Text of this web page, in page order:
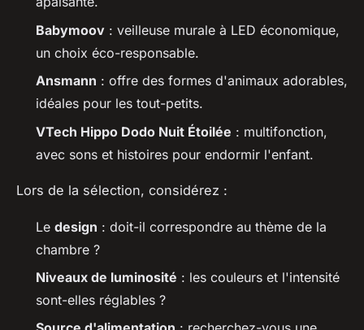
Babymoov : veilleuse murale à LED économique,
un choix éco-responsable.
Ansmann : offre des formes d'animaux adorables,
idéales pour les tout-petits.
VTech Hippo Dodo Nuit Étoilée : multifonction,
avec sons et histoires pour endormir l'enfant.
Lors de la sélection, considérez :
Le design : doit-il correspondre au thème de la
chambre ?
Niveaux de luminosité : les couleurs et l'intensité
sont-elles réglables ?